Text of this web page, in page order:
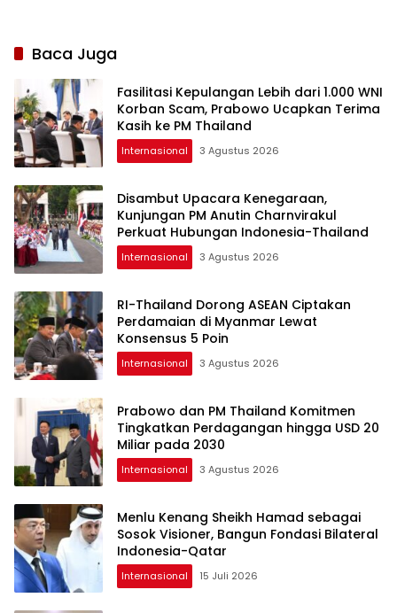
Baca Juga
Fasilitasi Kepulangan Lebih dari 1.000 WNI
Korban Scam, Prabowo Ucapkan Terima
Kasih ke PM Thailand
Internasional 3 Agustus 2026
Disambut Upacara Kenegaraan,
Kunjungan PM Anutin Charnvirakul
Perkuat Hubungan Indonesia-Thailand
Internasional 3 Agustus 2026
RI-Thailand Dorong ASEAN Ciptakan
Perdamaian di Myanmar Lewat
Konsensus 5 Poin
Internasional 3 Agustus 2026
Prabowo dan PM Thailand Komitmen
Tingkatkan Perdagangan hingga USD 20
Miliar pada 2030
Internasional 3 Agustus 2026
Menlu Kenang Sheikh Hamad sebagai
Sosok Visioner, Bangun Fondasi Bilateral
Indonesia-Qatar
Internasional 15 Juli 2026